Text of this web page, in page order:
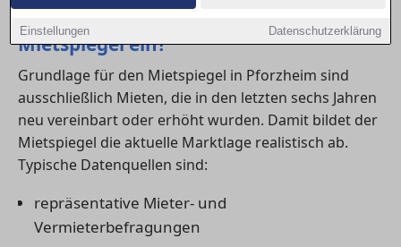
Einstellungen Datenschutzerklärung
1) Welche Daten fließen in den
Mietspiegel ein?
Grundlage für den Mietspiegel in Pforzheim sind
ausschließlich Mieten, die in den letzten sechs Jahren
neu vereinbart oder erhöht wurden. Damit bildet der
Mietspiegel die aktuelle Marktlage realistisch ab.
Typische Datenquellen sind:
repräsentative Mieter- und
Vermieterbefragungen